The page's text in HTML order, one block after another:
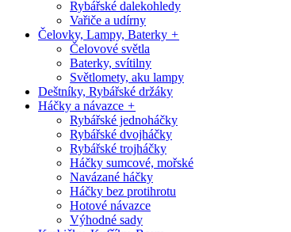
Rybářské dalekohledy
Vařiče a udírny
Čelovky, Lampy, Baterky +
Čelovové světla
Baterky, svítilny
Světlomety, aku lampy
Deštníky, Rybářské držáky
Háčky a návazce +
Rybářské jednoháčky
Rybářské dvojháčky
Rybářské trojháčky
Háčky sumcové, mořské
Navázané háčky
Háčky bez protihrotu
Hotové návazce
Výhodné sady